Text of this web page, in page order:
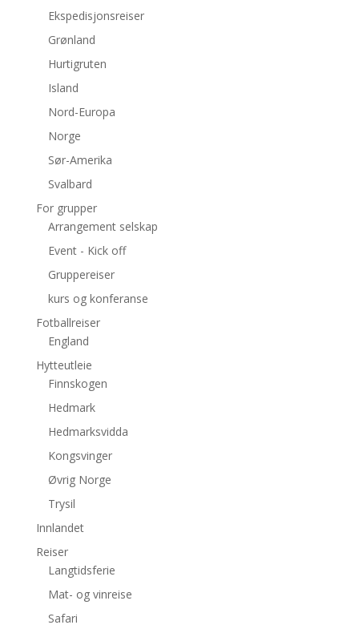
Ekspedisjonsreiser
Grønland
Hurtigruten
Island
Nord-Europa
Norge
Sør-Amerika
Svalbard
For grupper
Arrangement selskap
Event - Kick off
Gruppereiser
kurs og konferanse
Fotballreiser
England
Hytteutleie
Finnskogen
Hedmark
Hedmarksvidda
Kongsvinger
Øvrig Norge
Trysil
Innlandet
Reiser
Langtidsferie
Mat- og vinreise
Safari